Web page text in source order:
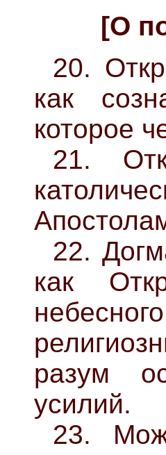
[О
20.
как
которое
21.
22.
как
разум
усилий.
23.